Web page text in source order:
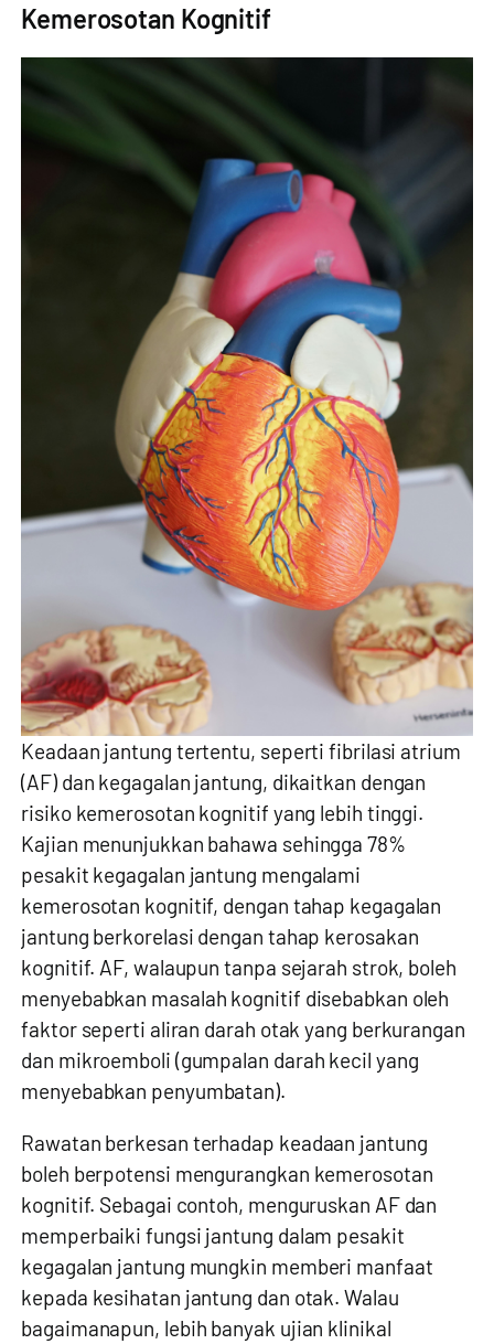
Kemerosotan Kognitif
Keadaan jantung tertentu, seperti fibrilasi atrium
(AF) dan kegagalan jantung, dikaitkan dengan
risiko kemerosotan kognitif yang lebih tinggi.
Kajian menunjukkan bahawa sehingga 78%
pesakit kegagalan jantung mengalami
kemerosotan kognitif, dengan tahap kegagalan
jantung berkorelasi dengan tahap kerosakan
kognitif. AF, walaupun tanpa sejarah strok, boleh
menyebabkan masalah kognitif disebabkan oleh
faktor seperti aliran darah otak yang berkurangan
dan mikroemboli (gumpalan darah kecil yang
menyebabkan penyumbatan).
Rawatan berkesan terhadap keadaan jantung
boleh berpotensi mengurangkan kemerosotan
kognitif. Sebagai contoh, menguruskan AF dan
memperbaiki fungsi jantung dalam pesakit
kegagalan jantung mungkin memberi manfaat
kepada kesihatan jantung dan otak. Walau
bagaimanapun, lebih banyak ujian klinikal